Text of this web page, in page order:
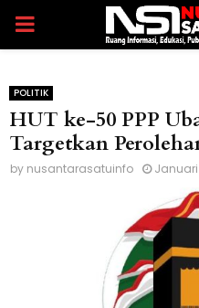
PRIMARY
POLITIK
HUT ke-50 PPP
Targetkan
by nusantarasatuinfo Januari